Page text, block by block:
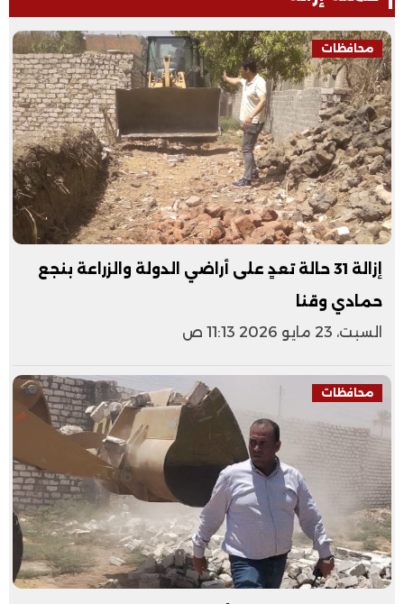
محافظات
إزالة 31 حالة تعدٍ على أراضي الدولة والزراعة بنجع
حمادي وقنا
السبت، 23 مايو 2026 11:13 ص
محافظات